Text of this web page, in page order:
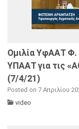
Ομιλία ΥφΑΑΤ
ΥΠΑΑΤ για τις
(7/4/21)
Posted on 7 Απριλίου
video